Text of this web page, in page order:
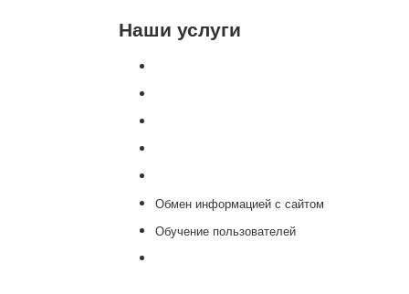
Наши услуги
Обмен информацией с сайтом
Обучение пользователей